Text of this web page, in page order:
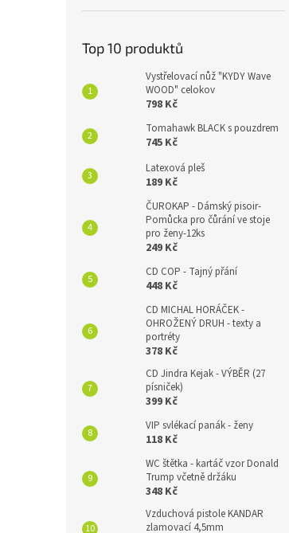
Top 10 produktů
Vystřelovací nůž "KYDY Wave
WOOD" celokov
798 Kč
Tomahawk BLACK s pouzdrem
745 Kč
Latexová pleš
189 Kč
ČUROKAP - Dámský pisoir-
Pomůcka pro čůrání ve stoje
pro ženy-12ks
249 Kč
CD COP - Tajný přání
448 Kč
CD MICHAL HORÁČEK -
OHROŽENÝ DRUH - texty a
portréty
378 Kč
CD Jindra Kejak - VÝBĚR (27
písniček)
399 Kč
VIP svlékací panák - ženy
118 Kč
WC štětka - kartáč vzor Donald
Trump včetně držáku
348 Kč
Vzduchová pistole KANDAR
zlamovací 4,5mm